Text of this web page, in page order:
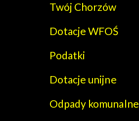
Twój Chorzów
Dotacje WFOŚ
Podatki
Dotacje unijne
Odpady komunalne